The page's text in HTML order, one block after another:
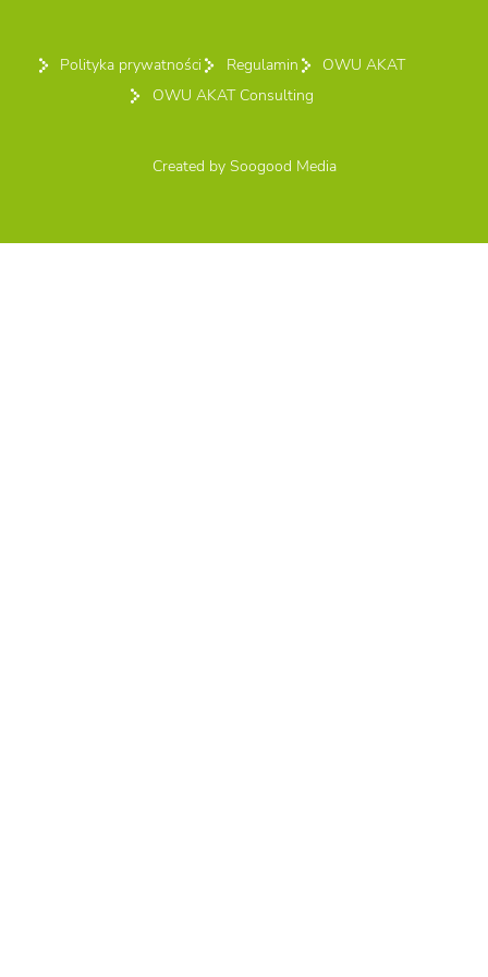
Polityka prywatności Regulamin
OWU AKAT
OWU AKAT Consulting
Created by Soogood Media